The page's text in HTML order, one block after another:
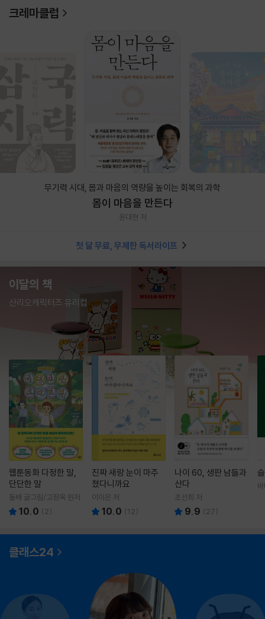
크레마클럽
무기력 시대, 몸과 마음의 역량을 높이는 회복의 과학
몸이 마음을 만든다
윤대현 저
첫 달 무료, 무제한 독서라이프
이달의 책
산리오캐릭터즈 유리컵
웹툰동화 다정한 말,
단단한 말
돌배 글그림/고정욱 원저
10.0 ( 2)
진짜 새랑 눈이 마주
쳤다니까요
이이은 저
10.0 (12)
나이 60, 생판 남들과
산다
조선희 저
9.9 ( 27)
클래스24